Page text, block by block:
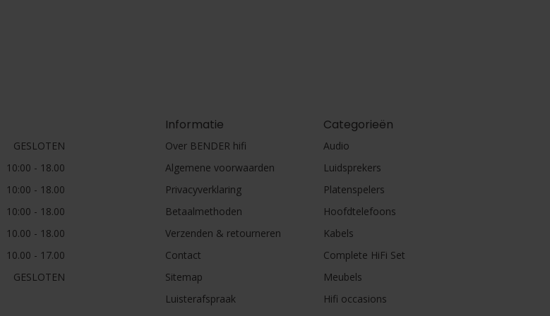
GESLOTEN
10:00 - 18.00
10:00 - 18.00
10:00 - 18.00
10.00 - 18.00
10.00 - 17.00
GESLOTEN
Informatie
Over BENDER hifi
Algemene voorwaarden
Privacyverklaring
Betaalmethoden
Verzenden & retourneren
Contact
Sitemap
Luisterafspraak
Categorieën
Audio
Luidsprekers
Platenspelers
Hoofdtelefoons
Kabels
Complete HiFi Set
Meubels
Hifi occasions